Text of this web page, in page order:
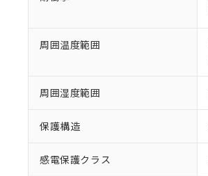
周囲温度範囲
周囲湿度範囲
保護構造
感電保護クラス